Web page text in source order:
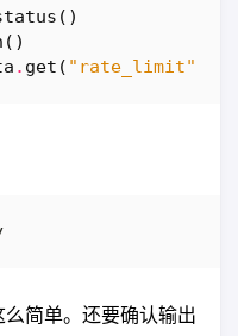
()
()
. get ( "rate_limit"
么简单。还要确认输出